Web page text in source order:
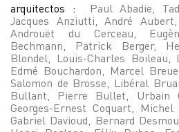
arquitectos : Paul Abadie,
Jacques Anziutti, André
Androuët du Cerceau,
Bechmann, Patrick Berger,
Blondel, Louis-Charles Boileau,
Edmé Bouchardon, Marcel
Salomon de Brosse, Libéral
Bullant, Pierre Bullet, Urbain
Georges-Ernest Coquart,
Gabriel Davioud, Bernard